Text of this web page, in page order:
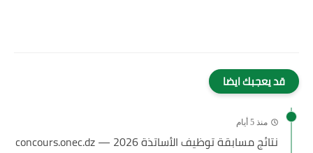
قد يعجبك ايضا
منذ 5 أيام
نتائج مسابقة توظيف الأساتذة 2026 — concours.onec.dz